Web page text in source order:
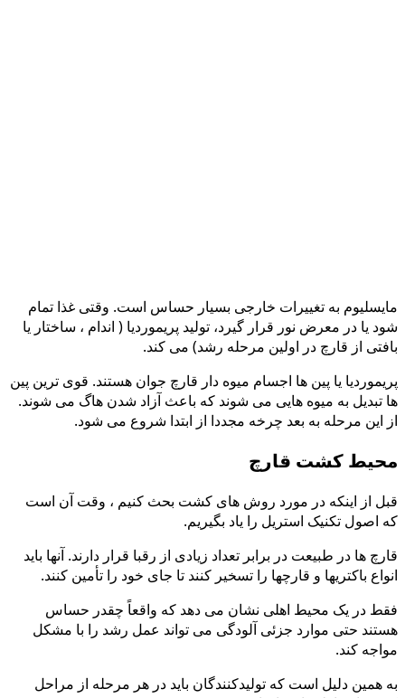
مایسلیوم به تغییرات خارجی بسیار حساس است. وقتی غذا تمام
شود یا در معرض نور قرار گیرد، تولید پریموردیا ( اندام ، ساختار یا
بافتی از قارچ در اولین مرحله رشد) می کند.
پریموردیا یا پین ها اجسام میوه دار قارچ جوان هستند. قوی ترین پین
ها تبدیل به میوه هایی می شوند که باعث آزاد شدن هاگ می شوند.
از این مرحله به بعد چرخه مجددا از ابتدا شروع می شود.
محیط کشت قارچ
قبل از اینکه در مورد روش های کشت بحث کنیم ، وقت آن است
که اصول تکنیک استریل را یاد بگیریم.
قارچ ها در طبیعت در برابر تعداد زیادی از رقبا قرار دارند. آنها باید
انواع باکتریها و قارچها را تسخیر کنند تا جای خود را تأمین کنند.
فقط در یک محیط اهلی نشان می دهد که واقعاً چقدر حساس
هستند حتی موارد جزئی آلودگی می تواند عمل رشد را با مشکل
مواجه کند.
به همین دلیل است که تولیدکنندگان باید در هر مرحله از مراحل